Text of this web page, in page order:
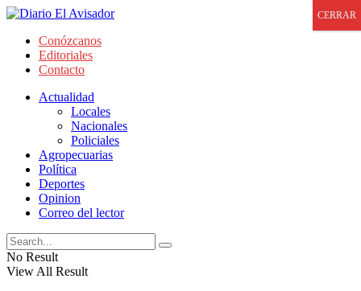
Conózcanos
Editoriales
Contacto
Actualidad
Locales
Nacionales
Policiales
Agropecuarias
Política
Deportes
Opinion
Correo del lector
No Result
View All Result
CERRAR